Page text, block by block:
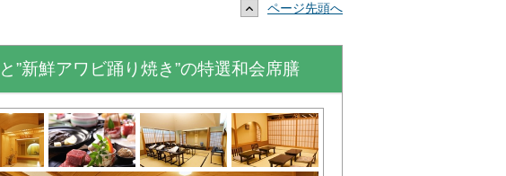
ページ先頭へ
”新鮮アワビ踊り焼き”の特選和会席膳